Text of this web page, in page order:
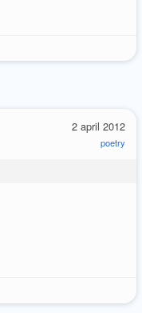
2 april 2012
poetry